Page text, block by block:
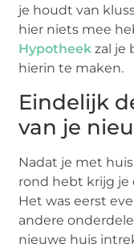
je houdt van
hier niets mee
Hypotheek zal je
hierin te maken.
Eindelijk
van je
Nadat je met
rond hebt krijg je
Het was eerst
andere
nieuwe huis